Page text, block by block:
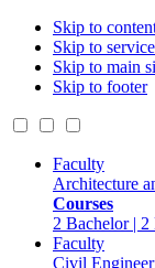
Skip to
Skip to
Skip to main
Skip to footer
Faculty
Architecture
Courses
2 Bachelor | 2
Faculty
Civil